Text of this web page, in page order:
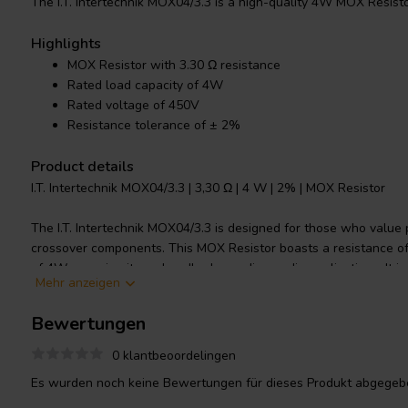
Highlights
MOX Resistor with 3.30 Ω resistance
Rated load capacity of 4W
Rated voltage of 450V
Resistance tolerance of ± 2%
Product details
I.T. Intertechnik MOX04/3.3 | 3,30 Ω | 4 W | 2% | MOX Resistor
The I.T. Intertechnik MOX04/3.3 is designed for those who
crossover components. This MOX Resistor boasts a resistance
of 4W, ensuring it can handle demanding audio applications. It
making it suitable for a wide range of electronics. The resistor
tinned copper wire connections for excellent conductivity and
a testament to I.T. Intertechnik's commitment to quality and
I.T. Intertechnik Artikelnummer: 1341932
Mehr anzeigen
Bewertungen
0 klantbeoordelingen
Es wurden noch keine Bewertungen für dieses Produkt